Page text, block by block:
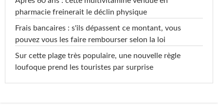
pharmacie freinerait le déclin physique
Frais bancaires : s'ils dépassent ce montant, vous
pouvez vous les faire rembourser selon la loi
Sur cette plage très populaire, une nouvelle règle
loufoque prend les touristes par surprise